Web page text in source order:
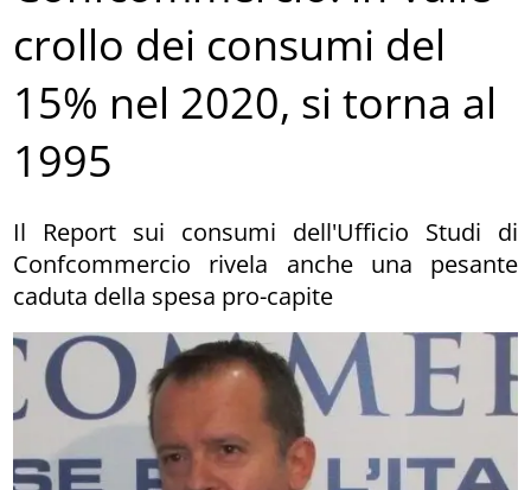
crollo dei consumi del
15% nel 2020, si torna al
1995
Il Report sui consumi dell'Ufficio Studi di
Confcommercio rivela anche una pesante
caduta della spesa pro-capite